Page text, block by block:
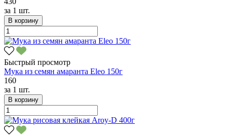
за 1 шт.
В корзину
Быстрый просмотр
Мука из семян амаранта Eleo 150г
160
за 1 шт.
В корзину